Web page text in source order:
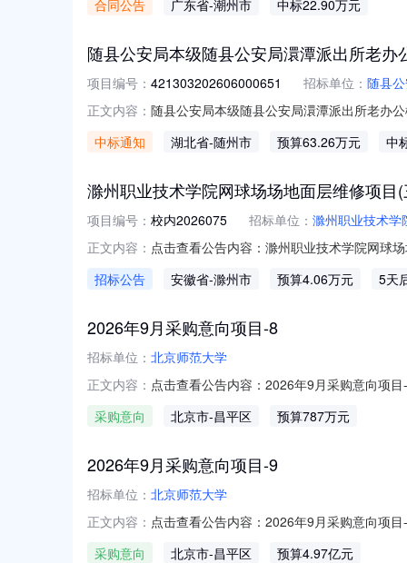
恒升建筑安装工程有限公司地址：黄冈镇
合同公告 广东省-潮州市 中标22.90万元
随县公安局本级随县公安局澴潭派出所老
项目编号： 421303202606000651 招标单位： 随县
正文内容： 随县公安局本级随县公安局澴潭派出所老办
层38号中标（成交）金额：61.9(万元)综合
中标通知 湖北省-随州市 预算63.26万元 中
滁州职业技术学院网球场场地面层维修项目
项目编号： 校内2026075 招标单位： 滁州职业技术学
正文内容： 点击查看公告内容：滁州职业技术学院网球
招标公告
安徽省-滁州市 预算4.06万元 5天
2026年9月采购意向项目-8
招标单位： 北京师范大学
正文内容： 点击查看公告内容：2026年9月采购意向项目
采购意向
北京市-昌平区 预算787万元
2026年9月采购意向项目-9
招标单位： 北京师范大学
正文内容： 点击查看公告内容：2026年9月采购意向项目
采购意向
北京市-昌平区 预算4.97亿元